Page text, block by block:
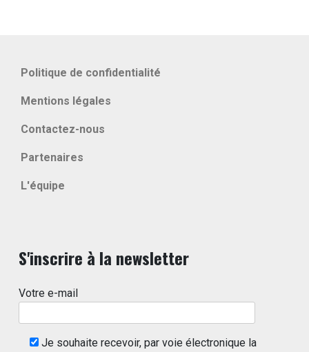
Politique de confidentialité
Mentions légales
Contactez-nous
Partenaires
L'équipe
S'inscrire à la newsletter
Votre e-mail
Je souhaite recevoir, par voie électronique la